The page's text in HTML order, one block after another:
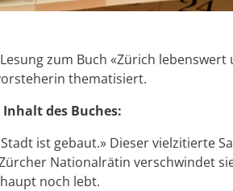
zum Buch «Zürich
thematisiert.
des Buches:
ist gebaut.» Dieser vielzitierte
Nationalrätin verschwindet
noch lebt.